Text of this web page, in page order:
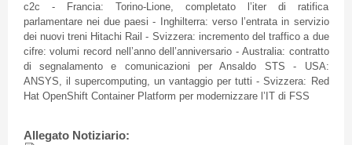
c2c - Francia: Torino-Lione, completato l’iter di ratifica
parlamentare nei due paesi - Inghilterra: verso l’entrata in servizio
dei nuovi treni Hitachi Rail - Svizzera: incremento del traffico a due
cifre: volumi record nell’anno dell’anniversario - Australia: contratto
di segnalamento e comunicazioni per Ansaldo STS - USA:
ANSYS, il supercomputing, un vantaggio per tutti - Svizzera: Red
Hat OpenShift Container Platform per modernizzare l’IT di FSS
Allegato Notiziario: